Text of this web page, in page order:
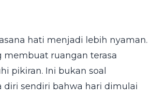
hati menjadi lebih nyaman.
ruangan terasa
pikiran. Ini bukan soal
diri sendiri bahwa hari dimulai